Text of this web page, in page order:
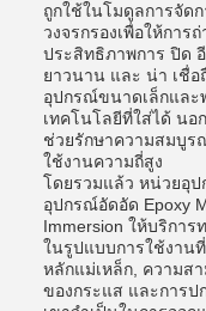
ถูกใช้ในโมดูลการจัด
วงจรกรองเพื่อให้การ
ประสิทธิภาพการ ปิด
ยาวนาน และ น่า เชื่อ
อุปกรณ์ขนาดเล็กและ
เทคโนโลยีที่ใส่ได้ น
ช่วยรักษาความสมบู
ใช้งานความถี่สูง
โดยรวมแล้ว หน่วยอุป
อุปกรณ์อัดอัด Epoxy
Immersion ให้บริกา
ในรูปแบบการใช้งาน
หลักแม่เหล็ก, ความส
ของกระแส และการป